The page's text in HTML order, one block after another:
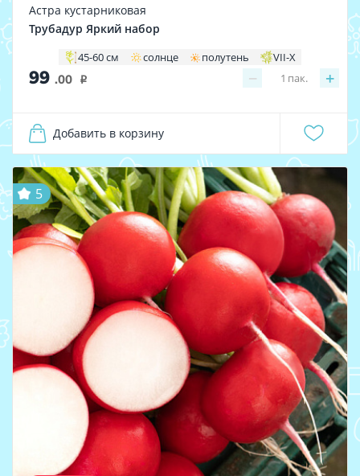
Астра кустарниковая
Трубадур Яркий набор
45-60 см солнце полутень VII-X
99 .00 i − +
1 пак.
Добавить в корзину
5